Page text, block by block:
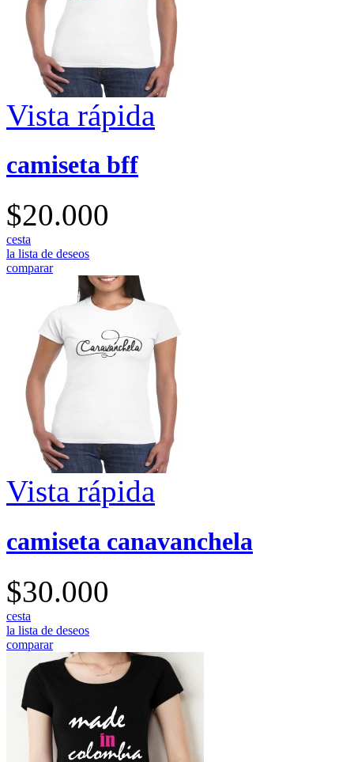
Vista rápida
camiseta bff
$20.000
cesta
la lista de deseos
comparar
Vista rápida
camiseta canavanchela
$30.000
cesta
la lista de deseos
comparar